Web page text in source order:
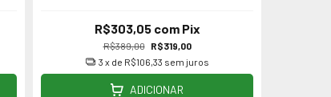
R$389,00 R$319,00
R$303,05 com Pix
3 x de R$106,33 sem juros
ADICIONAR